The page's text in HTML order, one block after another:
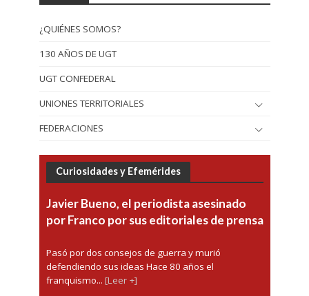
¿QUIÉNES SOMOS?
130 AÑOS DE UGT
UGT CONFEDERAL
UNIONES TERRITORIALES
FEDERACIONES
Curiosidades y Efemérides
Javier Bueno, el periodista asesinado
por Franco por sus editoriales de prensa
Pasó por dos consejos de guerra y murió
defendiendo sus ideas Hace 80 años el
franquismo... [Leer +]